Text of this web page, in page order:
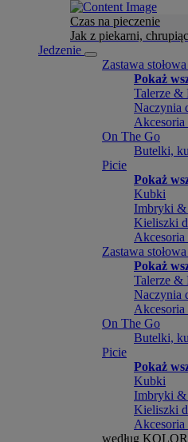
Czas na pieczenie
Jak z piekarni,
Jedzenie
Zastawa
Pokaż
Talerze &
Naczynia
Akcesoria
On The Go
Butelki,
Picie
Pokaż
Kubki
Imbryki &
Kieliszki
Akcesoria
Zastawa
Pokaż
Talerze &
Naczynia
Akcesoria
On The Go
Butelki,
Picie
Pokaż
Kubki
Imbryki &
Kieliszki
Akcesoria
według KOLOR